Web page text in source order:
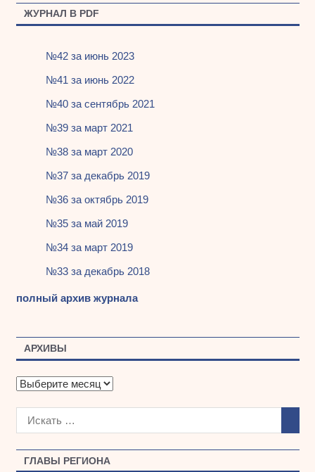
ГЛАВЫ РЕГИОНА
ЖУРНАЛ В PDF
№42 за июнь 2023
№41 за июнь 2022
№40 за сентябрь 2021
№39 за март 2021
№38 за март 2020
№37 за декабрь 2019
№36 за октябрь 2019
№35 за май 2019
№34 за март 2019
№33 за декабрь 2018
полный архив журнала
АРХИВЫ
А
х
ы